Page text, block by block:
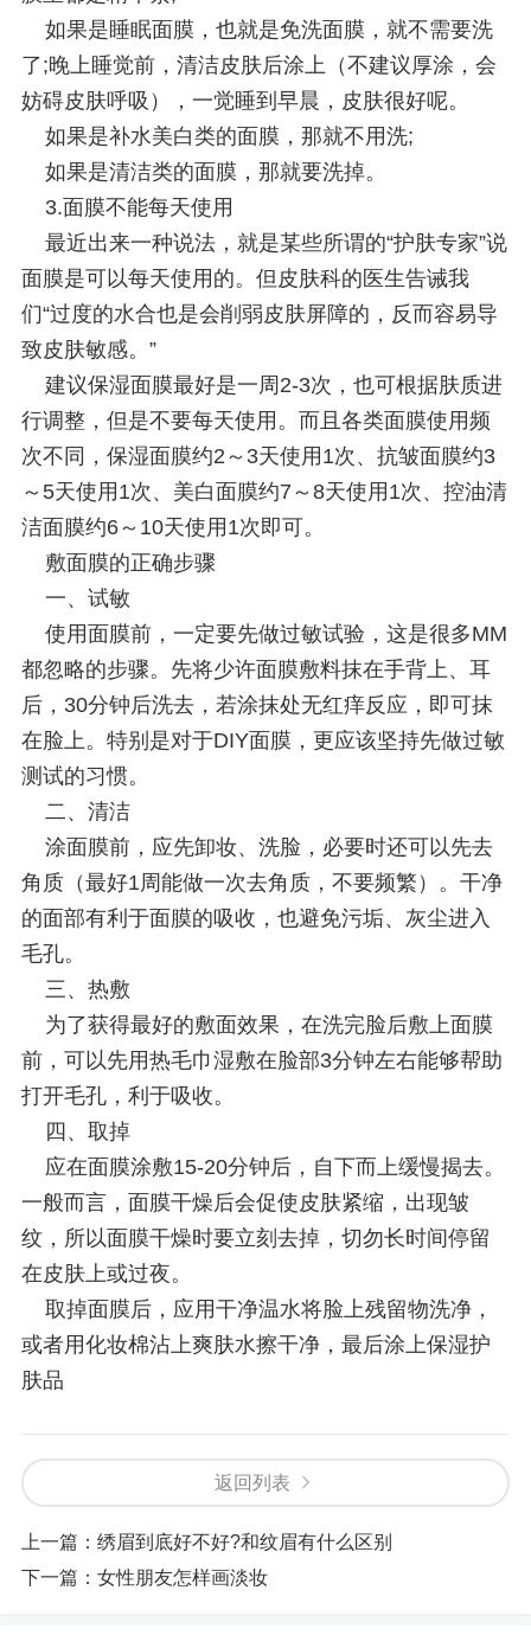
如果是睡眠面膜，也就是免洗面膜，就不需要洗
了;晚上睡觉前，清洁皮肤后涂上（不建议厚涂，会
妨碍皮肤呼吸），一觉睡到早晨，皮肤很好呢。
如果是补水美白类的面膜，那就不用洗;
如果是清洁类的面膜，那就要洗掉。
3.面膜不能每天使用
最近出来一种说法，就是某些所谓的“护肤专家”说
面膜是可以每天使用的。但皮肤科的医生告诫我
们“过度的水合也是会削弱皮肤屏障的，反而容易导
致皮肤敏感。”
建议保湿面膜最好是一周2-3次，也可根据肤质进
行调整，但是不要每天使用。而且各类面膜使用频
次不同，保湿面膜约2～3天使用1次、抗皱面膜约3
～5天使用1次、美白面膜约7～8天使用1次、控油清
洁面膜约6～10天使用1次即可。
敷面膜的正确步骤
一、试敏
使用面膜前，一定要先做过敏试验，这是很多MM
都忽略的步骤。先将少许面膜敷料抹在手背上、耳
后，30分钟后洗去，若涂抹处无红痒反应，即可抹
在脸上。特别是对于DIY面膜，更应该坚持先做过敏
测试的习惯。
二、清洁
涂面膜前，应先卸妆、洗脸，必要时还可以先去
角质（最好1周能做一次去角质，不要频繁）。干净
的面部有利于面膜的吸收，也避免污垢、灰尘进入
毛孔。
三、热敷
为了获得最好的敷面效果，在洗完脸后敷上面膜
前，可以先用热毛巾湿敷在脸部3分钟左右能够帮助
打开毛孔，利于吸收。
四、取掉
应在面膜涂敷15-20分钟后，自下而上缓慢揭去。
一般而言，面膜干燥后会促使皮肤紧缩，出现皱
纹，所以面膜干燥时要立刻去掉，切勿长时间停留
在皮肤上或过夜。
取掉面膜后，应用干净温水将脸上残留物洗净，
或者用化妆棉沾上爽肤水擦干净，最后涂上保湿护
肤品
返回列表
上一篇： 绣眉到底好不好?和纹眉有什么区别
下一篇： 女性朋友怎样画淡妆